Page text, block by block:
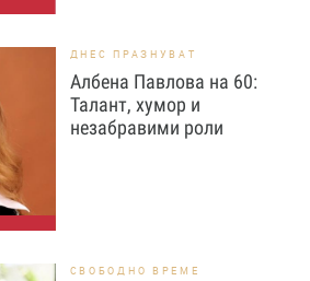
ДНЕС ПРАЗНУВАТ
Албена Павлова на 60:
Талант, хумор и
незабравими роли
СВОБОДНО ВРЕМЕ